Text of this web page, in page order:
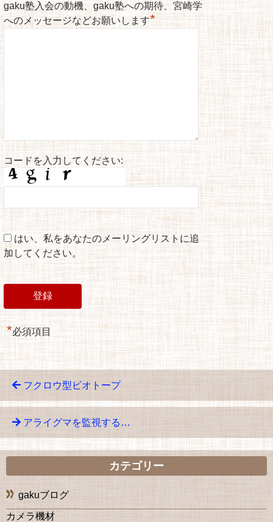
gaku塾入会の動機、gaku塾への期待、宮崎学
へのメッセージなどお願いします*
コードを入力してください:
はい、私をあなたのメーリングリストに追
加してください。
*必須項目
フクロウ型ビオトープ
アライグマを監視する…
カテゴリー
gakuブログ
カメラ機材